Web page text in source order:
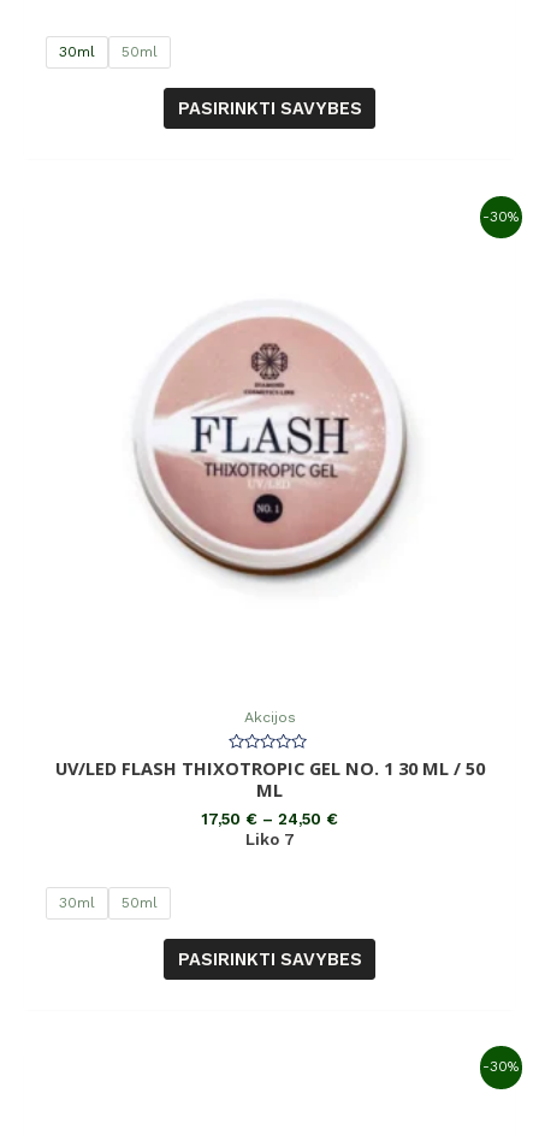
30ml 50ml
PASIRINKTI SAVYBES
-30%
Akcijos
Įvertinimas:
0
UV/LED FLASH THIXOTROPIC GEL NO. 1 30 ML / 50
ML
17,50 € – 24,50 €
Liko 7
30ml 50ml
PASIRINKTI SAVYBES
-30%